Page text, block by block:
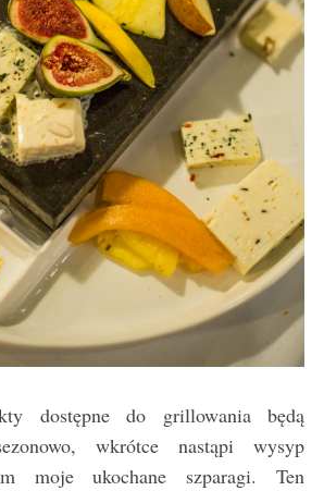
dostępne do grillowania będą
wkrótce nastąpi wysyp
moje ukochane szparagi. Ten